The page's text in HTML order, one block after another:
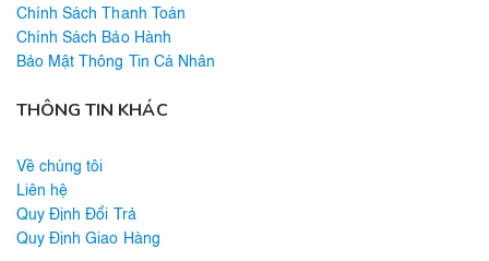
Chính Sách Thanh Toán
Chính Sách Bảo Hành
Bảo Mật Thông Tin Cá Nhân
THÔNG TIN KHÁC
Về chúng tôi
Liên hệ
Quy Định Đổi Trả
Quy Định Giao Hàng